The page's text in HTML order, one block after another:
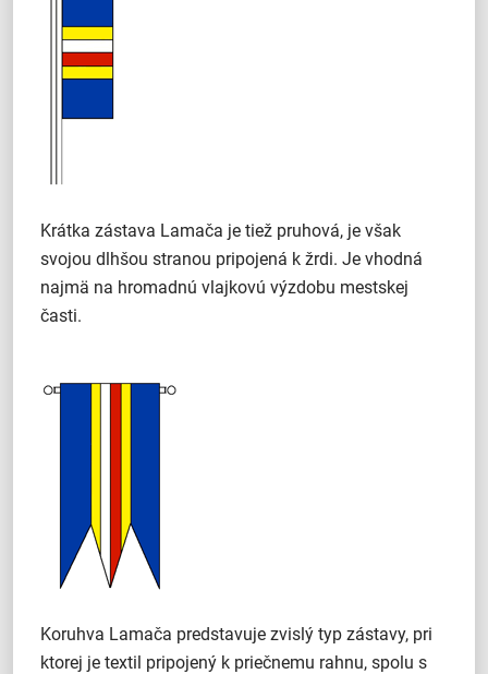
Krátka zástava Lamača je tiež pruhová, je však
svojou dlhšou stranou pripojená k žrdi. Je vhodná
najmä na hromadnú vlajkovú výzdobu mestskej
časti.
Koruhva Lamača predstavuje zvislý typ zástavy, pri
ktorej je textil pripojený k priečnemu rahnu, spolu s